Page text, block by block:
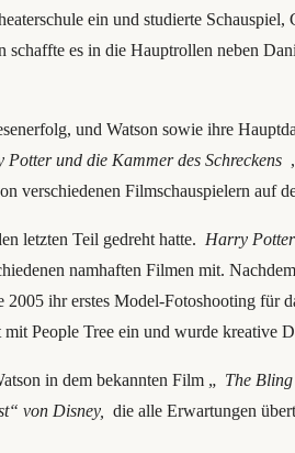
ein und studierte
schaffte es in die Hauptrollen neben
und Watson sowie ihre
Potter und die Kammer des Schreckens
Filmschauspielern auf
letzten Teil gedreht hatte. Harry
namhaften Filmen mit.
ihr erstes Model-Fotoshooting für
People Tree ein und wurde
in dem bekannten Film „ The
von Disney,
die alle Erwartungen